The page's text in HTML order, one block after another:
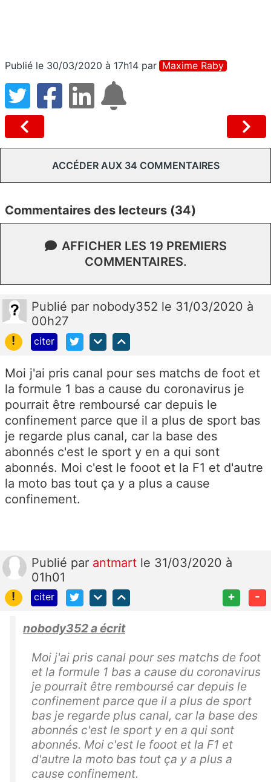
Publié le 30/03/2020 à 17h14 par Maxime Raby
ACCÉDER AUX 34 COMMENTAIRES
Commentaires des lecteurs (34)
AFFICHER LES 19 PREMIERS
COMMENTAIRES.
Publié par nobody352 le 31/03/2020 à
00h27
!
citer
Moi j'ai pris canal pour ses matchs de foot et
la formule 1 bas a cause du coronavirus je
pourrait être remboursé car depuis le
confinement parce que il a plus de sport bas
je regarde plus canal, car la base des
abonnés c'est le sport y en a qui sont
abonnés. Moi c'est le fooot et la F1 et d'autre
la moto bas tout ça y a plus a cause
confinement.
Publié par antmart le 31/03/2020 à
01h01
!
citer + -
nobody352 a écrit
Moi j'ai pris canal pour ses matchs de foot
et la formule 1 bas a cause du coronavirus
je pourrait être remboursé car depuis le
confinement parce que il a plus de sport
bas je regarde plus canal, car la base des
abonnés c'est le sport y en a qui sont
abonnés. Moi c'est le fooot et la F1 et
d'autre la moto bas tout ça y a plus a
cause confinement.